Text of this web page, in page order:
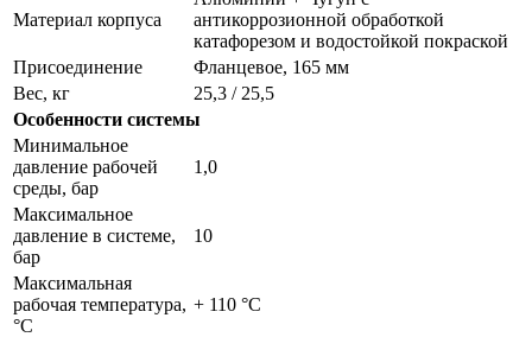
Материал корпуса
антикоррозионной обработкой
катафорезом и водостойкой покраской
Присоединение
Фланцевое, 165 мм
Вес, кг
25,3 / 25,5
Особенности системы
Минимальное
давление рабочей
среды, бар
1,0
Максимальное
давление в системе,
бар
10
Максимальная
рабочая температура,
°С
+ 110 °C